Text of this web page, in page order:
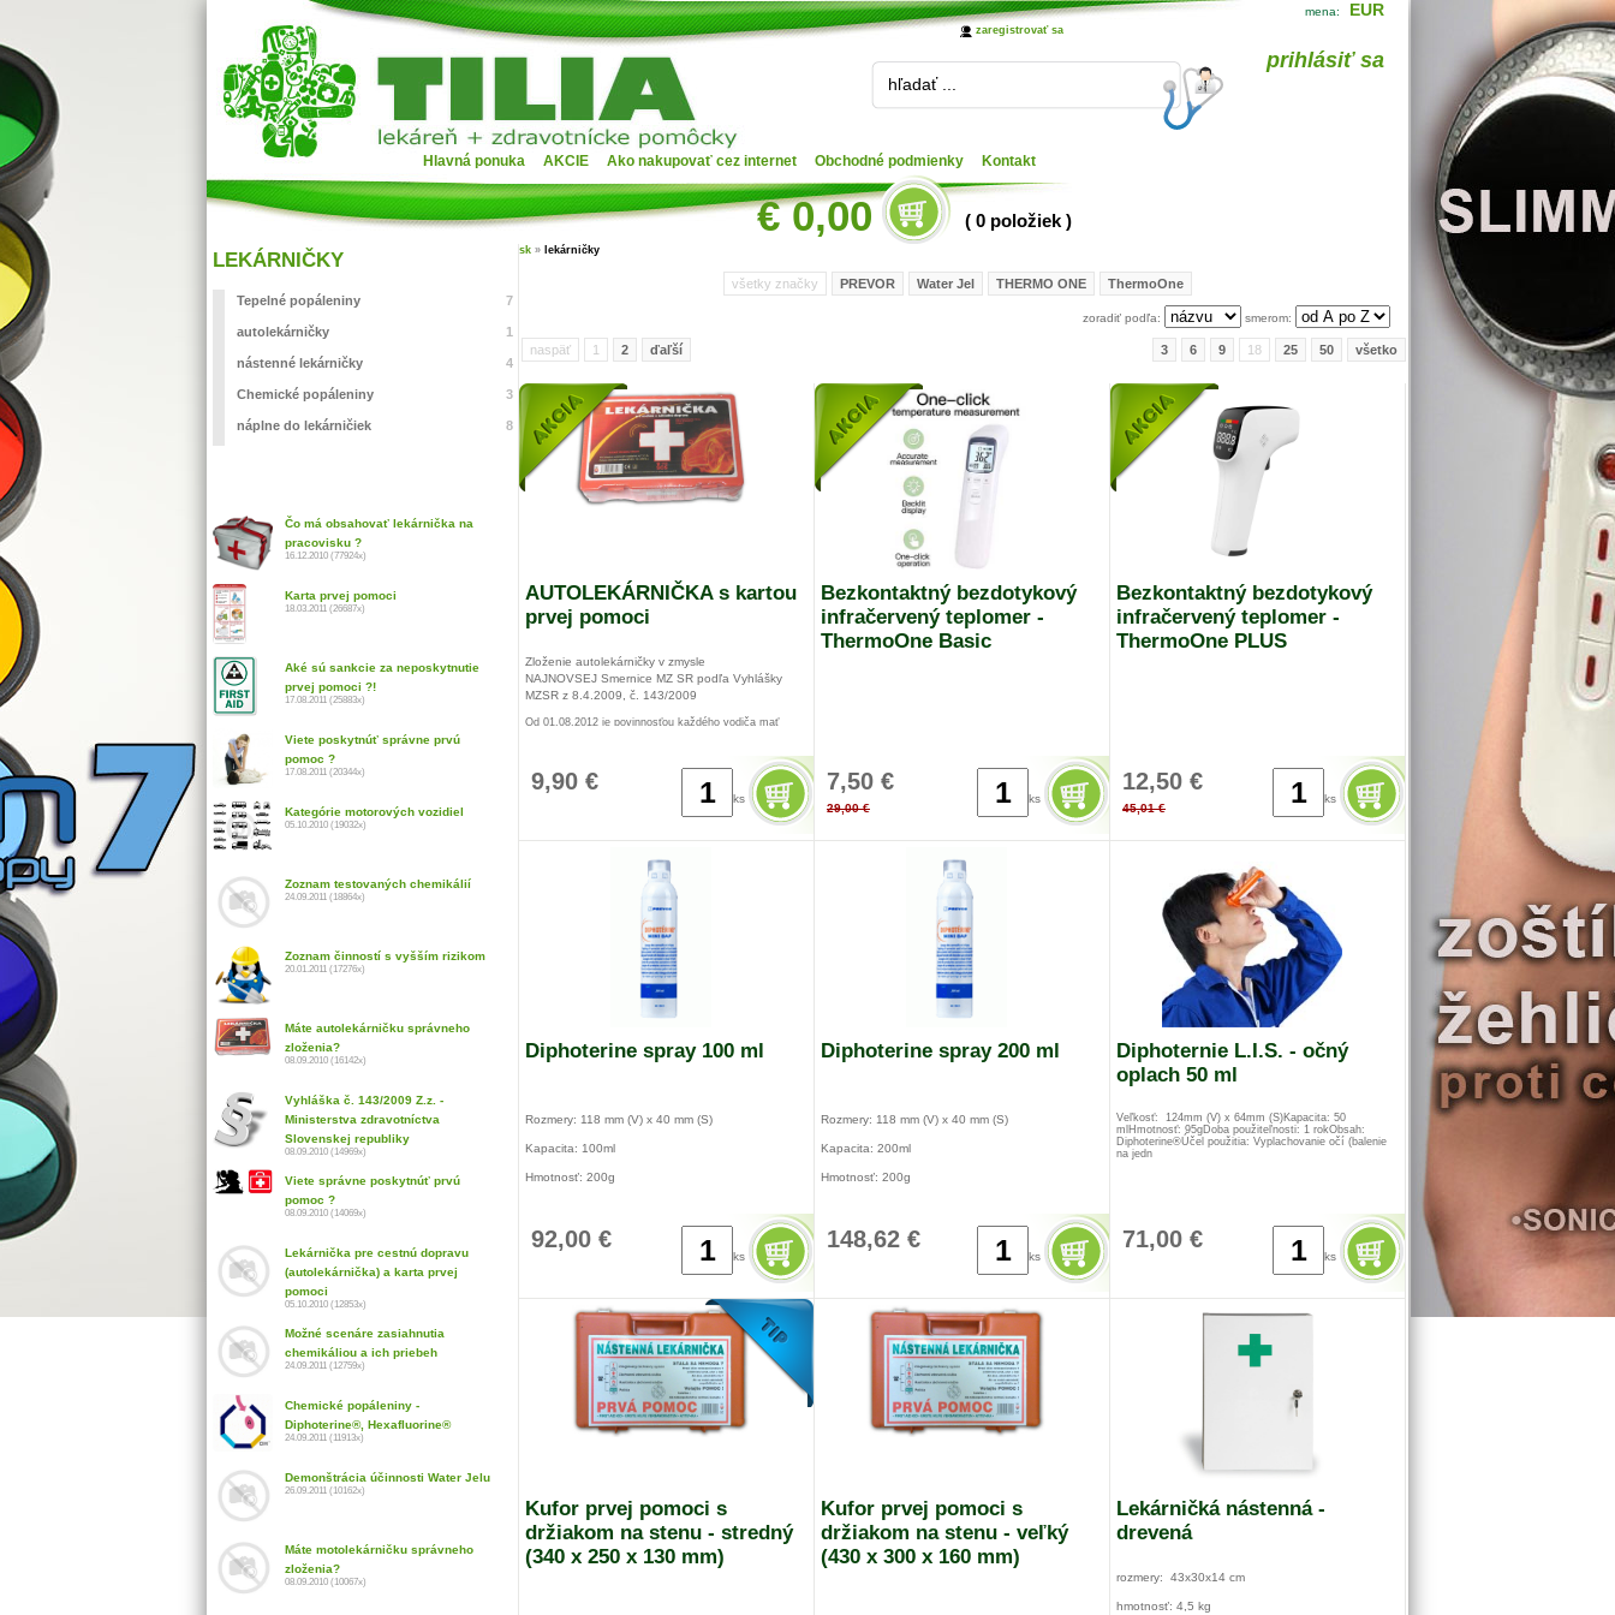
zaregistrovať sa
mena: EUR
prihlásiť sa
Hlavná ponuka AKCIE Ako nakupovať cez internet Obchodné podmienky Kontakt
€ 0,00 ( 0 položiek )
hľadať ...
sk » lekárničky
všetky značky PREVOR Water Jel THERMO ONE ThermoOne
zoradiť podľa: smerom:
naspäť 1 2 ďaľší 3 6 9 18 25 50 všetko
AUTOLEKÁRNIČKA s kartou
prvej pomoci
Zloženie autolekárničky v zmysle
NAJNOVSEJ Smernice MZ SR podľa Vyhlášky
MZSR z 8.4.2009, č. 143/2009
Od 01.08.2012 je povinnosťou každého vodiča mať
9,90 €
ks
Bezkontaktný bezdotykový
infračervený teplomer -
ThermoOne Basic
7,50 €
29,00 €
ks
Bezkontaktný bezdotykový
infračervený teplomer -
ThermoOne PLUS
12,50 €
45,01 €
ks
Diphoterine spray 100 ml
Rozmery: 118 mm (V) x 40 mm (S)
Kapacita: 100ml
Hmotnosť: 200g
Doba použiteľnosti: 1 rok
Maximálne zdržanie pred vyplachovaním : 1
92,00 €
ks
Diphoterine spray 200 ml
Rozmery: 118 mm (V) x 40 mm (S)
Kapacita: 200ml
Hmotnosť: 200g
Doba použiteľnosti: 1 rok
Maximálne zdržanie pred vyplachovaním : 1
148,62 €
ks
Diphoternie L.I.S. - očný
oplach 50 ml
Veľkosť: 124mm (V) x 64mm (S)Kapacita: 50
mlHmotnosť: 95gDoba použiteľnosti: 1 rokObsah:
Diphoterine®Účel použitia: Vyplachovanie očí (balenie
na jedn
71,00 €
ks
Kufor prvej pomoci s
držiakom na stenu - stredný
(340 x 250 x 130 mm)
Kufor prvej pomoci s
držiakom na stenu - veľký
(430 x 300 x 160 mm)
Lekárničká nástenná -
drevená
rozmery: 43x30x14 cm
hmotnosť: 4,5 kg
LEKÁRNIČKY
Tepelné popáleniny 7
autolekárničky 1
nástenné lekárničky 4
Chemické popáleniny 3
náplne do lekárničiek 8
Čo má obsahovať lekárnička na
pracovisku ?
16.12.2010 (77924x)
Karta prvej pomoci
18.03.2011 (26687x)
Aké sú sankcie za neposkytnutie
prvej pomoci ?!
17.08.2011 (25883x)
Viete poskytnúť správne prvú
pomoc ?
17.08.2011 (20344x)
Kategórie motorových vozidiel
05.10.2010 (19032x)
Zoznam testovaných chemikálií
24.09.2011 (18864x)
Zoznam činností s vyšším rizikom
20.01.2011 (17276x)
Máte autolekárničku správneho
zloženia?
08.09.2010 (16142x)
Vyhláška č. 143/2009 Z.z. -
Ministerstva zdravotníctva
Slovenskej republiky
08.09.2010 (14969x)
Viete správne poskytnúť prvú
pomoc ?
08.09.2010 (14069x)
Lekárnička pre cestnú dopravu
(autolekárnička) a karta prvej
pomoci
05.10.2010 (12853x)
Možné scenáre zasiahnutia
chemikáliou a ich priebeh
24.09.2011 (12759x)
Chemické popáleniny -
Diphoterine®, Hexafluorine®
24.09.2011 (11913x)
Demonštrácia účinnosti Water Jelu
26.09.2011 (10162x)
Máte motolekárničku správneho
zloženia?
08.09.2010 (10067x)